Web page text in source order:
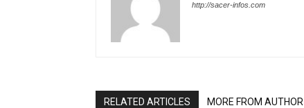
http://sacer-infos.com
RELATED ARTICLES MORE FROM AUTHOR